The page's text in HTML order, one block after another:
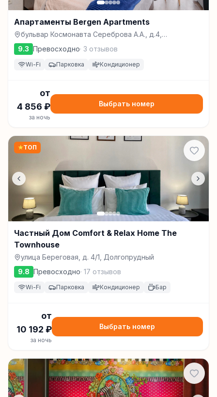
Апартаменты Bergen Apartments
бульвар Космонавта Сереброва А.А., д.4,
Долгопрудный
9.3 Превосходно· 3 отзывов
Wi-Fi Парковка Кондиционер
от
4 856 ₽
за ночь
Выбрать номер
★ТОП
Частный Дом Comfort & Relax Home The
Townhouse
улица Береговая, д. 4/1, Долгопрудный
9.8 Превосходно· 17 отзывов
Wi-Fi Парковка Кондиционер Бар
от
10 192 ₽
за ночь
Выбрать номер